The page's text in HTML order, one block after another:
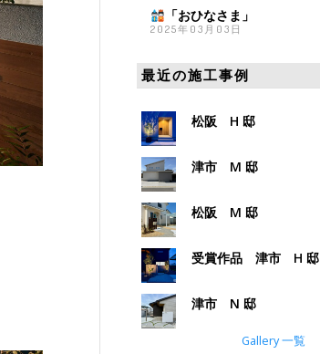
「おひなさま 」
2025年03月03日
最近の施工事例
松阪 H 邸
津市 M 邸
松阪 M 邸
受賞作品 津市 H 邸
津市 N 邸
Gallery 一覧